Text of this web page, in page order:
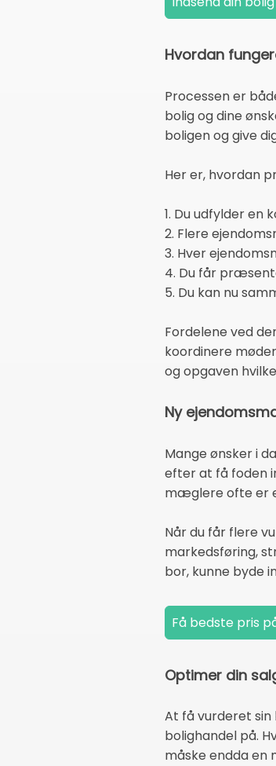
Hvordan
Processen er
bolig og dine
boligen og give
Her er, hvordan
1. Du udfylder en
2. Flere
3. Hver
4. Du får
5. Du kan nu
Fordelene ved
koordinere
og opgaven
Ny
Mange ønsker i
efter at få foden
mæglere ofte er
Når du får flere
markedsføring,
bor, kunne byde
Optimer din
At få vurderet
bolighandel på.
måske endda en